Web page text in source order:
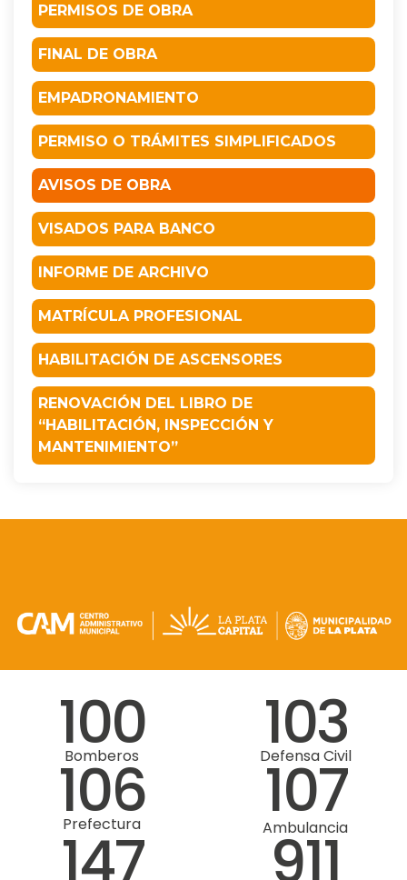
PERMISOS DE OBRA
FINAL DE OBRA
EMPADRONAMIENTO
PERMISO O TRÁMITES SIMPLIFICADOS
AVISOS DE OBRA
VISADOS PARA BANCO
INFORME DE ARCHIVO
MATRÍCULA PROFESIONAL
HABILITACIÓN DE ASCENSORES
RENOVACIÓN DEL LIBRO DE
“HABILITACIÓN, INSPECCIÓN Y
MANTENIMIENTO”
100
Bomberos 103
Defensa Civil
106
Prefectura 107
Ambulancia
147 911